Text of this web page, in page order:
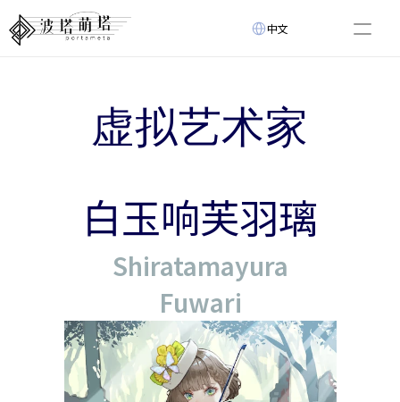
Select Language
中文
Select Language
虚拟艺术家
白玉响芙羽璃
Shiratamayura
Fuwari